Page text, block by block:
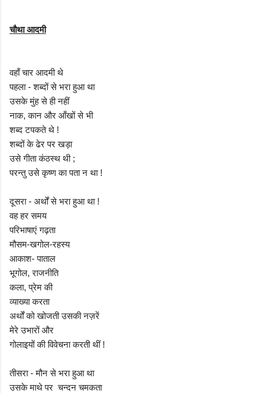
चौथा आदमी
वहाँ चार आदमी थे
पहला - शब्दों से भरा हुआ था
उसके मुंह से ही नहीं
नाक, कान और आँखों से भी
शब्द टपकते थे !
शब्दों के ढेर पर खड़ा
उसे गीता कंठस्थ थी ;
परन्तु उसे कृष्ण का पता न था !
दूसरा - अर्थों से भरा हुआ था !
वह हर समय
परिभाषाएं गढ़ता
मौसम-खगोल-रहस्य
आकाश- पाताल
भूगोल, राजनीति
कला, प्रेम की
व्याख्या करता
अर्थों को खोजती उसकी नज़रें
मेरे उभारों और
गोलाइयों की विवेचना करती थीं !
तीसरा - मौन से भरा हुआ था
उसके माथे पर चन्दन चमकता